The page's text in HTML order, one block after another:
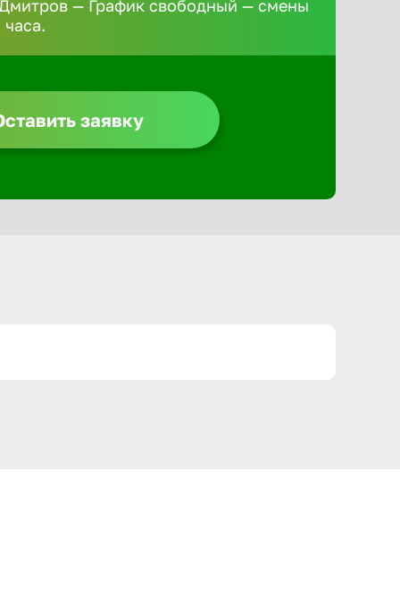
— График свободный — смены
заявку